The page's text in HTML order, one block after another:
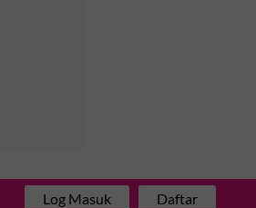
Log Masuk Daftar